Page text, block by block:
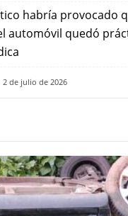
habría provocado
automóvil quedó
2 de julio de 2026